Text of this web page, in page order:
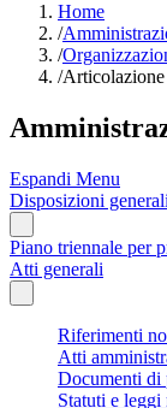
Home
/
/
/
Espandi Menu
Disposizioni generali
Piano triennale per
Atti generali
Riferimenti
Atti
Documenti di
Statuti e leggi